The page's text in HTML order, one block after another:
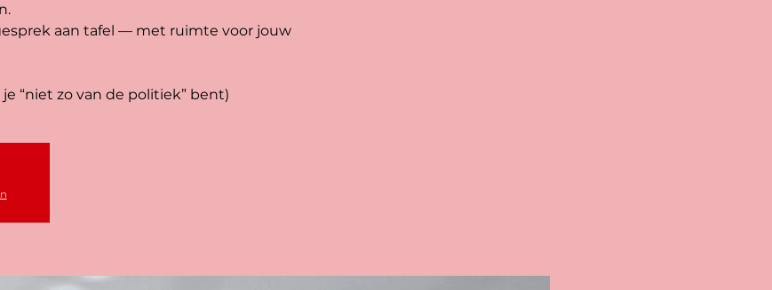
aan tafel — met ruimte voor jouw
“niet zo van de politiek” bent)